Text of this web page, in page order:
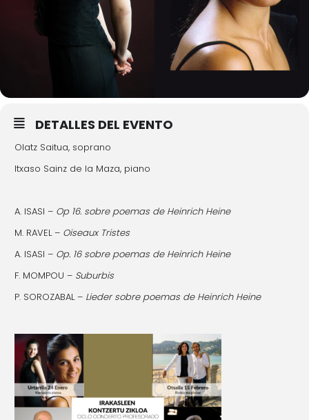
DETALLES DEL EVENTO
Olatz Saitua, soprano
Itxaso Sainz de la Maza, piano
A. ISASI – Op 16. sobre poemas de Heinrich Heine
M. RAVEL – Oiseaux Tristes
A. ISASI – Op. 16 sobre poemas de Heinrich Heine
F. MOMPOU – Suburbis
P. SOROZABAL – Lieder sobre poemas de Heinrich Heine